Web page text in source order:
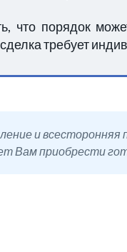
что порядок
требует
и всесторонняя
Вам приобрести